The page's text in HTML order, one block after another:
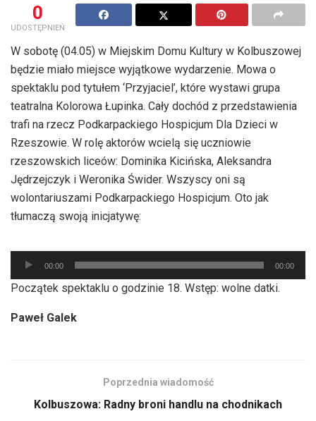
0
UDOSTĘPNIEŃ
W sobotę (04.05) w Miejskim Domu Kultury w Kolbuszowej
będzie miało miejsce wyjątkowe wydarzenie. Mowa o
spektaklu pod tytułem ‘Przyjaciel’, które wystawi grupa
teatralna Kolorowa Łupinka. Cały dochód z przedstawienia
trafi na rzecz Podkarpackiego Hospicjum Dla Dzieci w
Rzeszowie. W rolę aktorów wcielą się uczniowie
rzeszowskich liceów: Dominika Kicińska, Aleksandra
Jędrzejczyk i Weronika Świder. Wszyscy oni są
wolontariuszami Podkarpackiego Hospicjum. Oto jak
tłumaczą swoją inicjatywę:
Odtwarzacz
plików
dźwiękowych
00:00 00:00
Początek spektaklu o godzinie 18. Wstęp: wolne datki.
Paweł Galek
Poprzednia wiadomość
Kolbuszowa: Radny broni handlu na chodnikach